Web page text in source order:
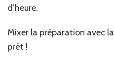
d’heure.
Mixer la préparation avec la
prêt !